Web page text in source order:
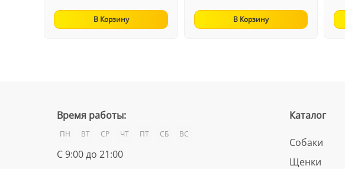
В Корзину В Корзину
Время работы:
ПН ВТ СР ЧТ ПТ СБ ВС
С 9:00 до 21:00
Каталог
Собаки
Щенки